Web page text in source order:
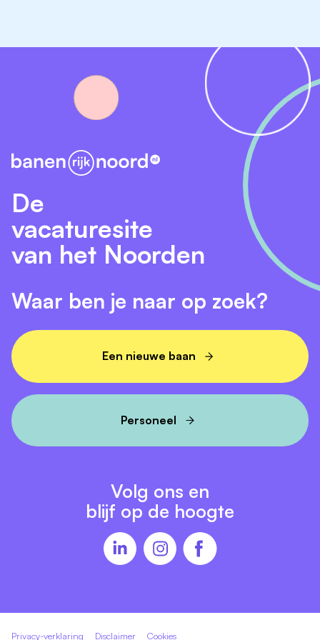
welkom om een dag mee te lopen! Hiervoor kun je
contact opnemen met bovengenoemde personen.
E-mailadres Stuur een bericht
De
vacaturesite
van het Noorden
Waar ben je naar op zoek?
Een nieuwe baan
Personeel
Volg ons en
blijf op de hoogte
Privacy-verklaring Disclaimer Cookies